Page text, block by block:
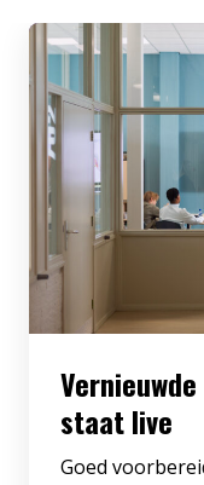
staat live
Goed